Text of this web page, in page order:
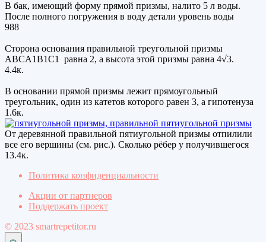
В бак, имеющий форму прямой призмы, налито 5 л воды.
После полного погружения в воду детали уровень воды
988
Сторона основания правильной треугольной призмы
ABCA1B1C1 равна 2, а высота этой призмы равна 4√3.
4.4к.
В основании прямой призмы лежит прямоугольный
треугольник, один из катетов которого равен 3, а гипотенуза
1.6к.
От деревянной правильной пятиугольной призмы отпилили
все его вершины (см. рис.). Сколько рёбер у получившегося
13.4к.
Политика конфиденциальности
Акции от партнеров
Поддержать проект
© 2023 smartrepetitor.ru